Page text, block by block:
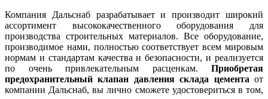
Компания Дальснаб разрабатывает и производит широкий
ассортимент высококачественного оборудования для
производства строительных материалов. Все оборудование,
производимое нами, полностью соответствует всем мировым
нормам и стандартам качества и безопасности, и реализуется
по очень привлекательным расценкам. Приобретая
предохранительный клапан давления склада цемента от
компании Дальснаб, вы лично сможете удостовериться в том,